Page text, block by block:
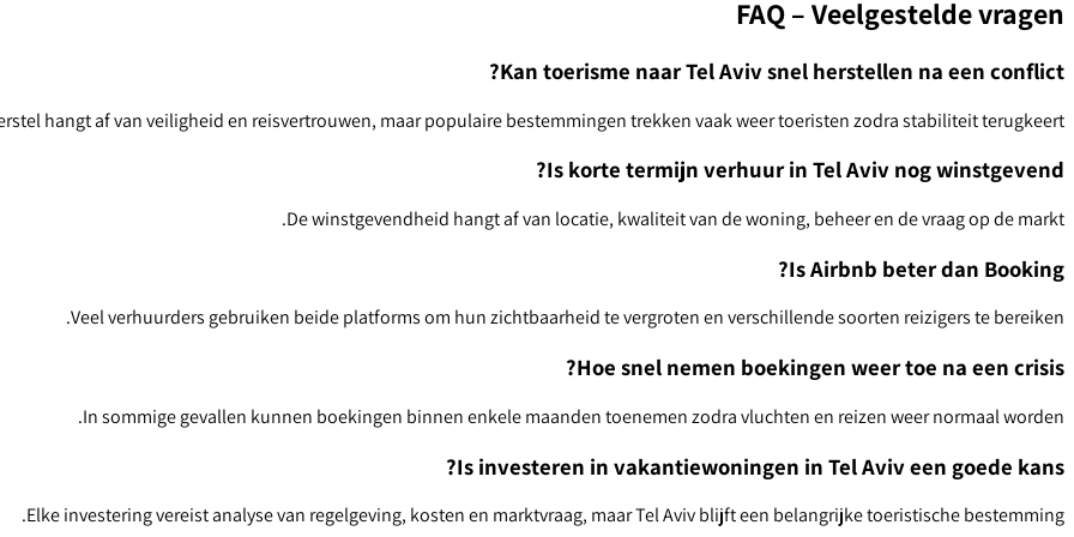
FAQ – Veelgestelde vragen
Kan toerisme naar Tel Aviv snel herstellen na een conflict?
hangt af van veiligheid en reisvertrouwen, maar populaire bestemmingen trekken vaak weer toeristen zodra stabiliteit terugkeert.
Is korte termijn verhuur in Tel Aviv nog winstgevend?
De winstgevendheid hangt af van locatie, kwaliteit van de woning, beheer en de vraag op de markt.
Is Airbnb beter dan Booking?
Veel verhuurders gebruiken beide platforms om hun zichtbaarheid te vergroten en verschillende soorten reizigers te bereiken.
Hoe snel nemen boekingen weer toe na een crisis?
In sommige gevallen kunnen boekingen binnen enkele maanden toenemen zodra vluchten en reizen weer normaal worden.
Is investeren in vakantiewoningen in Tel Aviv een goede kans?
Elke investering vereist analyse van regelgeving, kosten en marktvraag, maar Tel Aviv blijft een belangrijke toeristische bestemming.